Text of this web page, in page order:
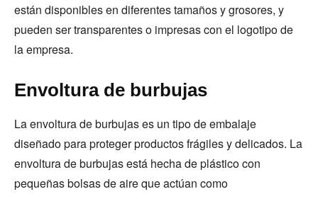
están disponibles en diferentes tamaños y grosores, y
pueden ser transparentes o impresas con el logotipo de
la empresa.
Envoltura de burbujas
La envoltura de burbujas es un tipo de embalaje
diseñado para proteger productos frágiles y delicados. La
envoltura de burbujas está hecha de plástico con
pequeñas bolsas de aire que actúan como